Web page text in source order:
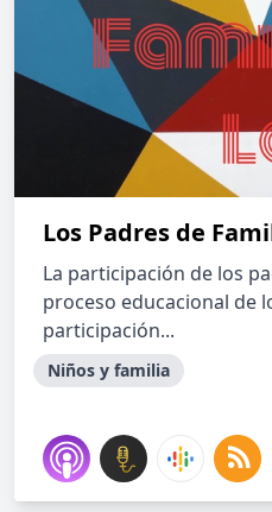
Los Padres de
La participación de los
proceso educacional de
participación...
Niños y familia